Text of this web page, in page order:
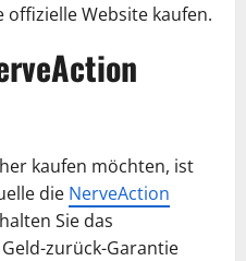
Website kaufen.
kaufen möchten, ist
die NerveAction
Sie das
zurück-Garantie